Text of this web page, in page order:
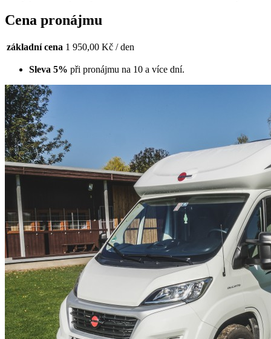
Cena pronájmu
základní cena 1 950,00 Kč / den
Sleva 5% při pronájmu na 10 a více dní.